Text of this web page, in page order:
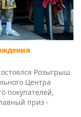
Розыгрыш
Центра
приз -